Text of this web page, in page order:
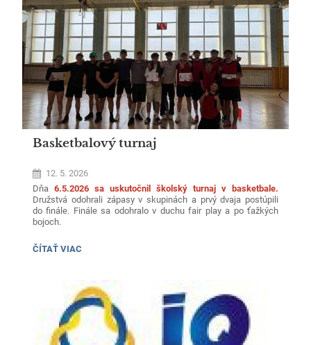
Basketbalový turnaj
12. 5. 2026
Dňa 6.5.2026 sa uskutočnil školský turnaj v basketbale.
Družstvá odohrali zápasy v skupinách a prvý dvaja postúpili
do finále. Finále sa odohralo v duchu fair play a po ťažkých
bojoch.
1. miesto 3.NB
3. miesto 3.A
Družstvám gratulujeme a tešíme sa o rok.
BASKETBALOVÝ
ČÍTAŤ VIAC